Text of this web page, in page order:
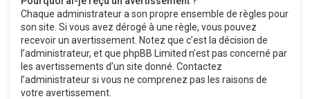
Chaque administrateur a son propre ensemble de règles pour
son site. Si vous avez dérogé à une règle, vous pouvez
recevoir un avertissement. Notez que c’est la décision de
l’administrateur, et que phpBB Limited n’est pas concerné par
les avertissements d’un site donné. Contactez
l’administrateur si vous ne comprenez pas les raisons de
votre avertissement.